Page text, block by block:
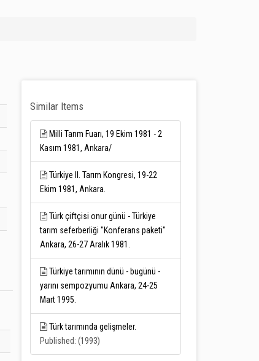
Similar Items
Milli Tarım Fuarı, 19 Ekim 1981 - 2
Kasım 1981, Ankara/
Türkiye II. Tarım Kongresi, 19-22
Ekim 1981, Ankara.
Türk çiftçisi onur günü - Türkiye
tarım seferberliği "Konferans paketi"
Ankara, 26-27 Aralık 1981.
Türkiye tarımının dünü - bugünü -
yarını sempozyumu Ankara, 24-25
Mart 1995.
Türk tarımında gelişmeler.
Published: (1993)